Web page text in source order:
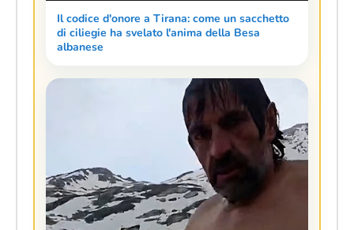
Il codice d'onore a Tirana: come un sacchetto
di ciliegie ha svelato l'anima della Besa
albanese